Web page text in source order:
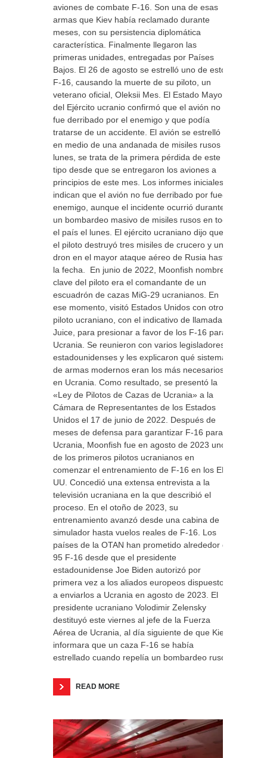
aviones de combate F-16. Son una de esas
armas que Kiev había reclamado durante
meses, con su persistencia diplomática
característica. Finalmente llegaron las
primeras unidades, entregadas por Países
Bajos. El 26 de agosto se estrelló uno de estos
F-16, causando la muerte de su piloto, un
veterano oficial, Oleksii Mes. El Estado Mayor
del Ejército ucranio confirmó que el avión no
fue derribado por el enemigo y que podía
tratarse de un accidente. El avión se estrelló
en medio de una andanada de misiles rusos el
lunes, se trata de la primera pérdida de este
tipo desde que se entregaron los aviones a
principios de este mes. Los informes iniciales
indican que el avión no fue derribado por fuego
enemigo, aunque el incidente ocurrió durante
un bombardeo masivo de misiles rusos en todo
el país el lunes. El ejército ucraniano dijo que
el piloto destruyó tres misiles de crucero y un
dron en el mayor ataque aéreo de Rusia hasta
la fecha. En junio de 2022, Moonfish nombre
clave del piloto era el comandante de un
escuadrón de cazas MiG-29 ucranianos. En
ese momento, visitó Estados Unidos con otro
piloto ucraniano, con el indicativo de llamada
Juice, para presionar a favor de los F-16 para
Ucrania. Se reunieron con varios legisladores
estadounidenses y les explicaron qué sistemas
de armas modernos eran los más necesarios
en Ucrania. Como resultado, se presentó la
«Ley de Pilotos de Cazas de Ucrania» a la
Cámara de Representantes de los Estados
Unidos el 17 de junio de 2022. Después de
meses de defensa para garantizar F-16 para
Ucrania, Moonfish fue en agosto de 2023 uno
de los primeros pilotos ucranianos en
comenzar el entrenamiento de F-16 en los EE.
UU. Concedió una extensa entrevista a la
televisión ucraniana en la que describió el
proceso. En el otoño de 2023, su
entrenamiento avanzó desde una cabina de
simulador hasta vuelos reales de F-16. Los
países de la OTAN han prometido alrededor de
95 F-16 desde que el presidente
estadounidense Joe Biden autorizó por
primera vez a los aliados europeos dispuestos
a enviarlos a Ucrania en agosto de 2023. El
presidente ucraniano Volodimir Zelensky
destituyó este viernes al jefe de la Fuerza
Aérea de Ucrania, al día siguiente de que Kiev
informara que un caza F-16 se había
estrellado cuando repelía un bombardeo ruso.
READ MORE